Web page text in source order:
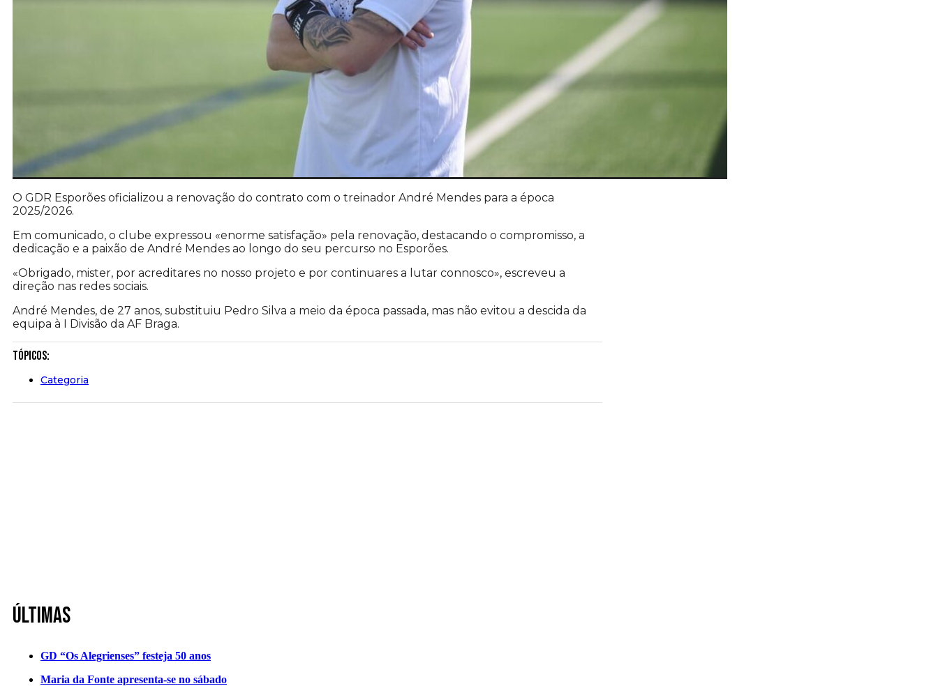
O GDR Esporões oficializou a renovação do contrato com o treinador André Mendes para a época
2025/2026.
Em comunicado, o clube expressou «enorme satisfação» pela renovação, destacando o compromisso, a
dedicação e a paixão de André Mendes ao longo do seu percurso no Esporões.
«Obrigado, mister, por acreditares no nosso projeto e por continuares a lutar connosco», escreveu a
direção nas redes sociais.
André Mendes, de 27 anos, substituiu Pedro Silva a meio da época passada, mas não evitou a descida da
equipa à I Divisão da AF Braga.
Tópicos:
Categoria
Últimas
GD “Os Alegrienses” festeja 50 anos
Maria da Fonte apresenta-se no sábado